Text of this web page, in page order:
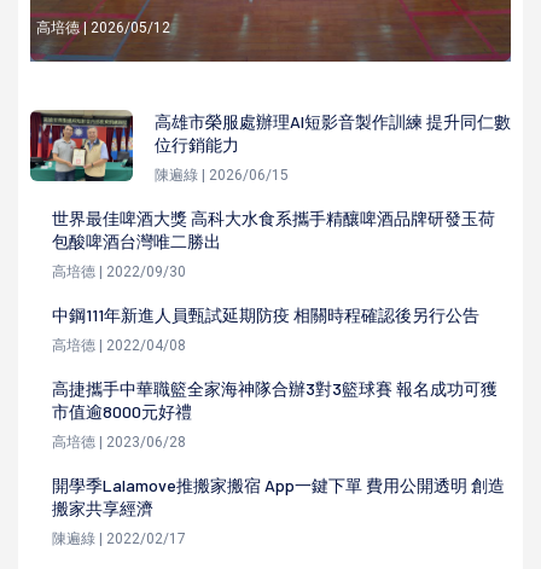
高培德 | 2026/05/12
高雄市榮服處辦理AI短影音製作訓練 提升同仁數
位行銷能力
陳遍綠 | 2026/06/15
世界最佳啤酒大獎 高科大水食系攜手精釀啤酒品牌研發玉荷
包酸啤酒台灣唯二勝出
高培德 | 2022/09/30
中鋼111年新進人員甄試延期防疫 相關時程確認後另行公告
高培德 | 2022/04/08
高捷攜手中華職籃全家海神隊合辦3對3籃球賽 報名成功可獲
市值逾8000元好禮
高培德 | 2023/06/28
開學季Lalamove推搬家搬宿 App一鍵下單 費用公開透明 創造
搬家共享經濟
陳遍綠 | 2022/02/17